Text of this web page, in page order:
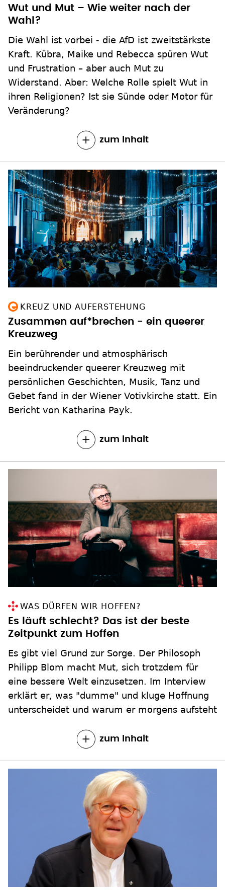
Wut und Mut – Wie weiter nach der
Wahl?
Die Wahl ist vorbei - die AfD ist zweitstärkste
Kraft. Kübra, Maike und Rebecca spüren Wut
und Frustration – aber auch Mut zu
Widerstand. Aber: Welche Rolle spielt Wut in
ihren Religionen? Ist sie Sünde oder Motor für
Veränderung?
zum Inhalt
KREUZ UND AUFERSTEHUNG
Zusammen auf*brechen - ein queerer
Kreuzweg
Ein berührender und atmosphärisch
beeindruckender queerer Kreuzweg mit
persönlichen Geschichten, Musik, Tanz und
Gebet fand in der Wiener Votivkirche statt. Ein
Bericht von Katharina Payk.
zum Inhalt
WAS DÜRFEN WIR HOFFEN?
Es läuft schlecht? Das ist der beste
Zeitpunkt zum Hoffen
Es gibt viel Grund zur Sorge. Der Philosoph
Philipp Blom macht Mut, sich trotzdem für
eine bessere Welt einzusetzen. Im Interview
erklärt er, was "dumme" und kluge Hoffnung
unterscheidet und warum er morgens aufsteht
zum Inhalt